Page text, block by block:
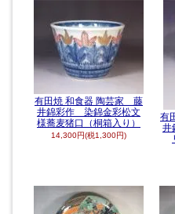
有田焼 和食器 陶芸家 藤
井錦彩作 染錦金彩松文
様蕎麦猪口（桐箱入り）
14,300円(税1,300円)
有
井